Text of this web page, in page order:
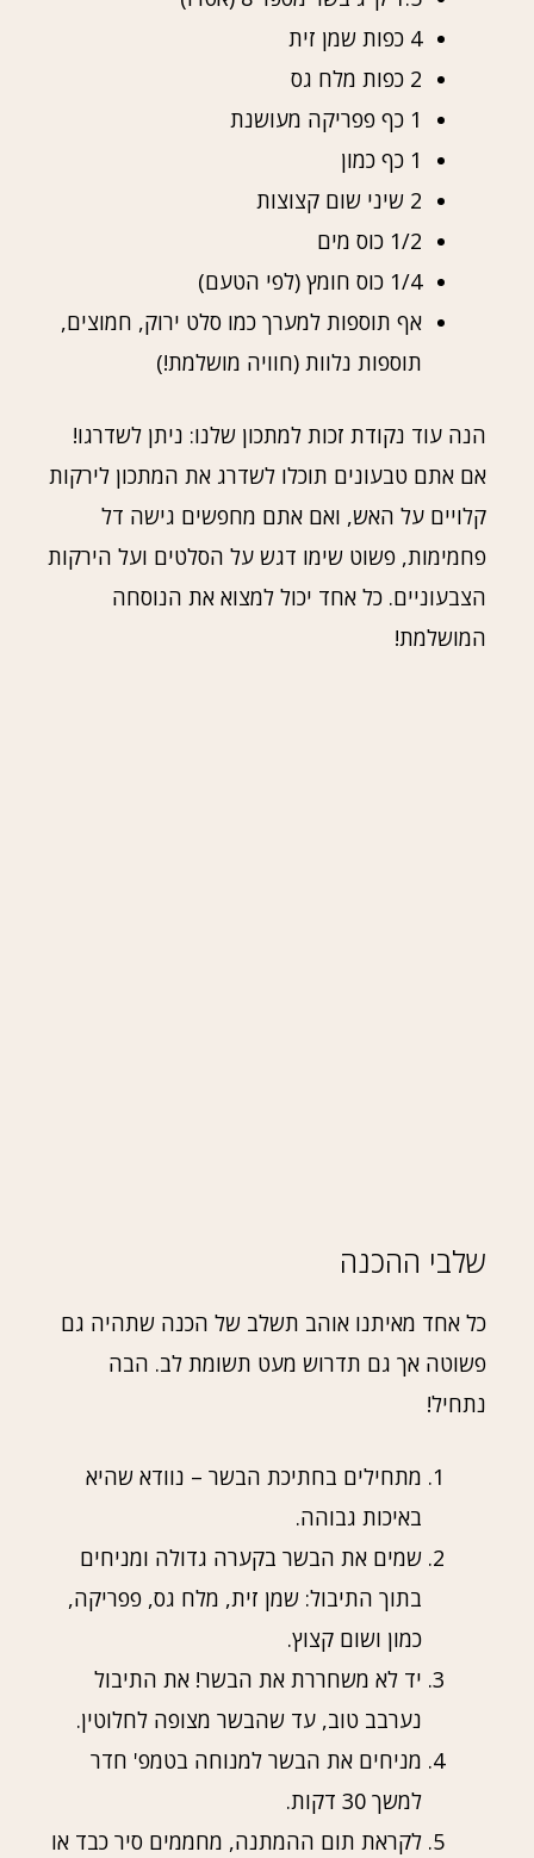
4 כפות שמן זית
2 כפות מלח גס
1 כף פפריקה מעושנת
1 כף כמון
2 שיני שום קצוצות
1/2 כוס מים
1/4 כוס חומץ (לפי הטעם)
אף תוספות למערך כמו סלט ירוק, חמוצים,
תוספות נלוות (חוויה מושלמת!)
הנה עוד נקודת זכות למתכון שלנו: ניתן לשדרגו!
אם אתם טבעונים תוכלו לשדרג את המתכון לירקות
קלויים על האש, ואם אתם מחפשים גישה דל
פחמימות, פשוט שימו דגש על הסלטים ועל הירקות
הצבעוניים. כל אחד יכול למצוא את הנוסחה
המושלמת!
שלבי ההכנה
כל אחד מאיתנו אוהב תשלב של הכנה שתהיה גם
פשוטה אך גם תדרוש מעט תשומת לב. הבה
נתחיל!
מתחילים בחתיכת הבשר – נוודא שהיא
באיכות גבוהה.
שמים את הבשר בקערה גדולה ומניחים
בתוך התיבול: שמן זית, מלח גס, פפריקה,
כמון ושום קצוץ.
יד לא משחררת את הבשר! את התיבול
נערבב טוב, עד שהבשר מצופה לחלוטין.
מניחים את הבשר למנוחה בטמפ' חדר
למשך 30 דקות.
לקראת תום ההמתנה, מחממים סיר כבד או